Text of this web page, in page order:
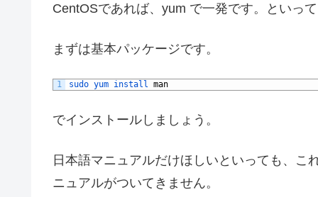
CentOSであれば、yum で一発です。といっ
まずは基本パッケージです。
1 sudo yum install man
でインストールしましょう。
日本語マニュアルだけほしいといっても、こ
ニュアルがついてきません。